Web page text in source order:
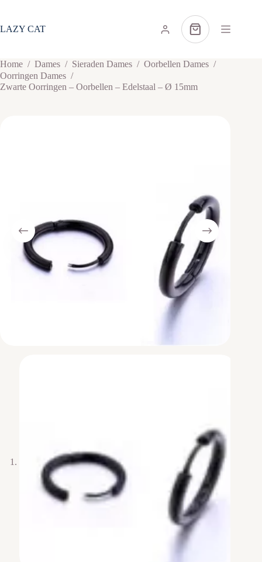
de
LAZY CAT Winkelwagen
Home / Dames / Sieraden Dames / Oorbellen Dames /
Oorringen Dames /
Zwarte Oorringen – Oorbellen – Edelstaal – Ø 15mm